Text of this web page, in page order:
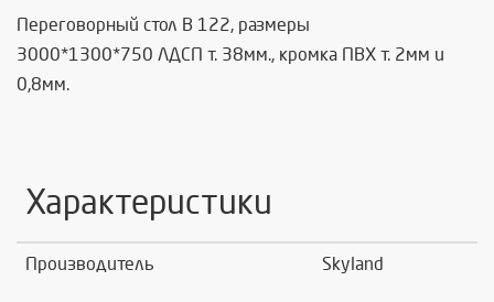
Переговорный стол В 122, размеры
3000*1300*750 ЛДСП т. 38мм., кромка ПВХ т. 2мм и
0,8мм.
Характеристики
Производитель Skyland